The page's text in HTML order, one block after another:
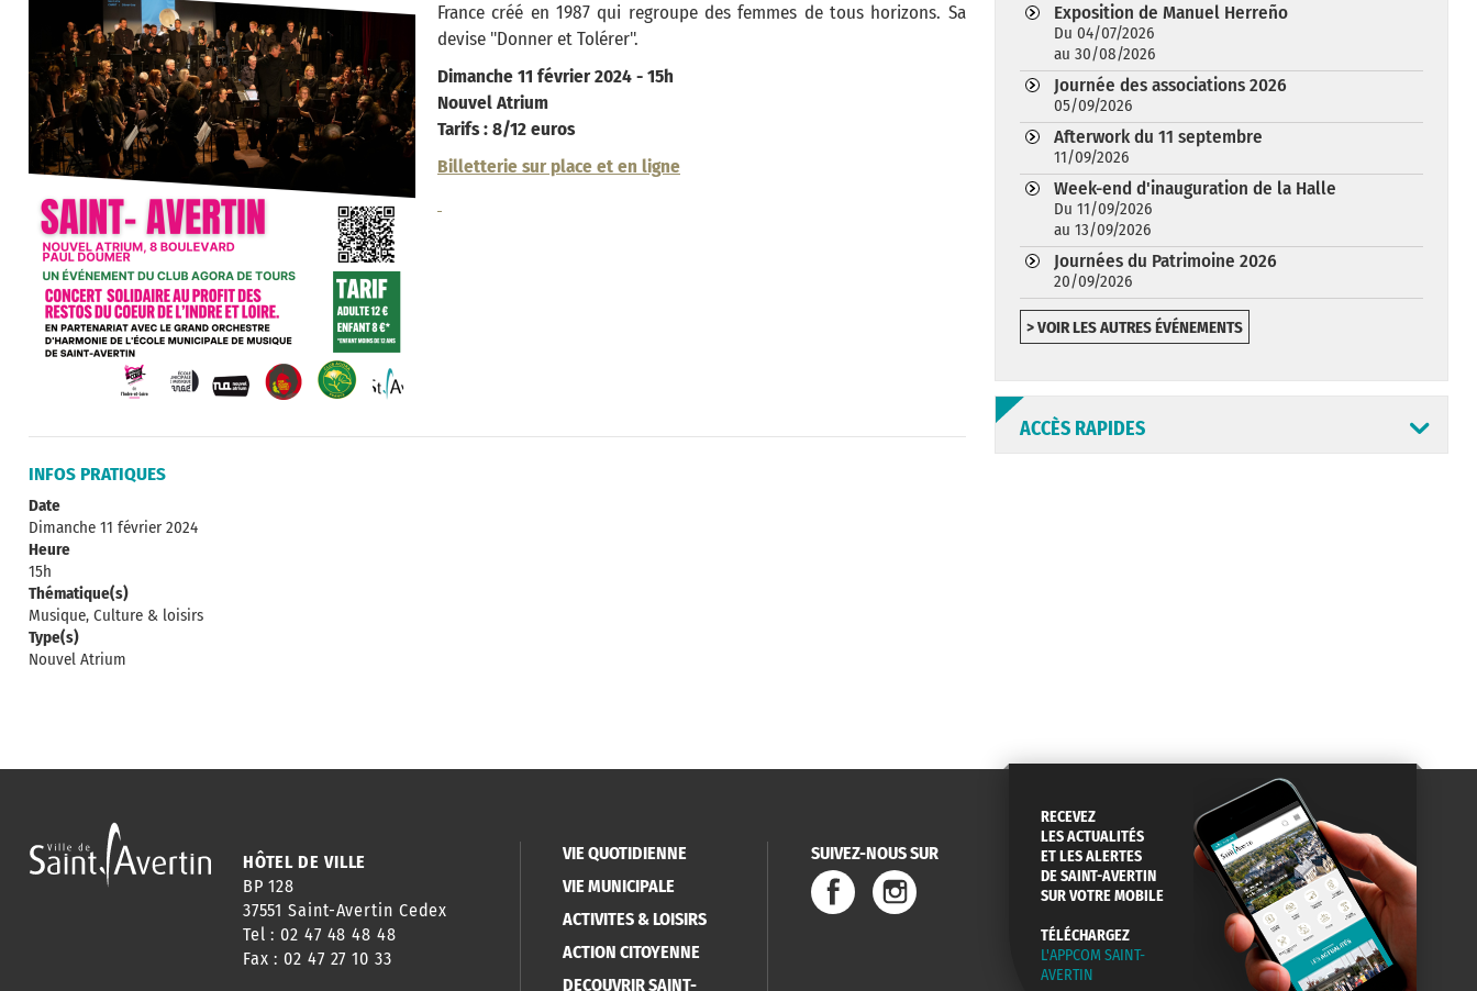
France créé en 1987 qui regroupe des femmes de tous horizons. Sa
devise "Donner et Tolérer".
Dimanche 11 février 2024 - 15h
Nouvel Atrium
Tarifs : 8/12 euros
Billetterie sur place et en ligne
INFOS PRATIQUES
Date
Dimanche 11 février 2024
Heure
15h
Thématique(s)
Musique, Culture & loisirs
Type(s)
Nouvel Atrium
Exposition de Manuel Herreño
Du 04/07/2026
au 30/08/2026
Journée des associations 2026
05/09/2026
Afterwork du 11 septembre
11/09/2026
Week-end d'inauguration de la Halle
Du 11/09/2026
au 13/09/2026
Journées du Patrimoine 2026
20/09/2026
> VOIR LES AUTRES ÉVÉNEMENTS
ACCÈS RAPIDES
AGENDA
DES SORTIES
URBANISME PISCINE
HÔTEL DE VILLE
BP 128
37551 Saint-Avertin Cedex
Tel : 02 47 48 48 48
Fax : 02 47 27 10 33
VIE QUOTIDIENNE
VIE MUNICIPALE
ACTIVITES & LOISIRS
ACTION CITOYENNE
DECOUVRIR SAINT-
SUIVEZ-NOUS SUR
RECEVEZ
LES ACTUALITÉS
ET LES ALERTES
DE SAINT-AVERTIN
SUR VOTRE MOBILE
TÉLÉCHARGEZ
L'APPCOM SAINT-
AVERTIN